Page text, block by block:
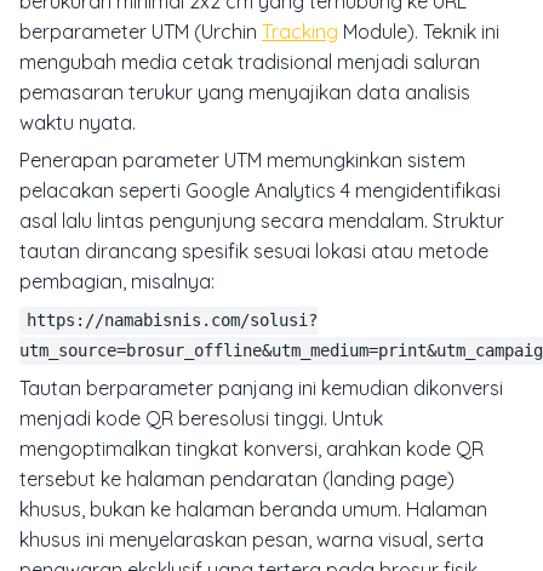
berparameter UTM (Urchin Tracking Module). Teknik ini
mengubah media cetak tradisional menjadi saluran
pemasaran terukur yang menyajikan data analisis
waktu nyata.
Penerapan parameter UTM memungkinkan sistem
pelacakan seperti Google Analytics 4 mengidentifikasi
asal lalu lintas pengunjung secara mendalam. Struktur
tautan dirancang spesifik sesuai lokasi atau metode
pembagian, misalnya:
https://namabisnis.com/solusi?
Tautan berparameter panjang ini kemudian dikonversi
menjadi kode QR beresolusi tinggi. Untuk
mengoptimalkan tingkat konversi, arahkan kode QR
tersebut ke halaman pendaratan (landing page)
khusus, bukan ke halaman beranda umum. Halaman
khusus ini menyelaraskan pesan, warna visual, serta